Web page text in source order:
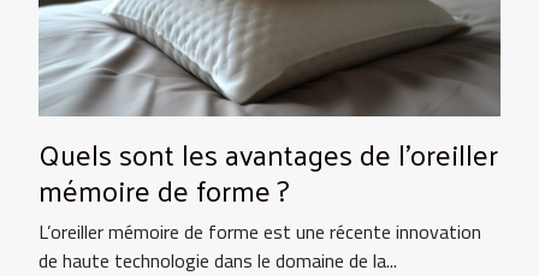
Quels sont les avantages de l’oreiller
mémoire de forme ?
L’oreiller mémoire de forme est une récente innovation
de haute technologie dans le domaine de la...